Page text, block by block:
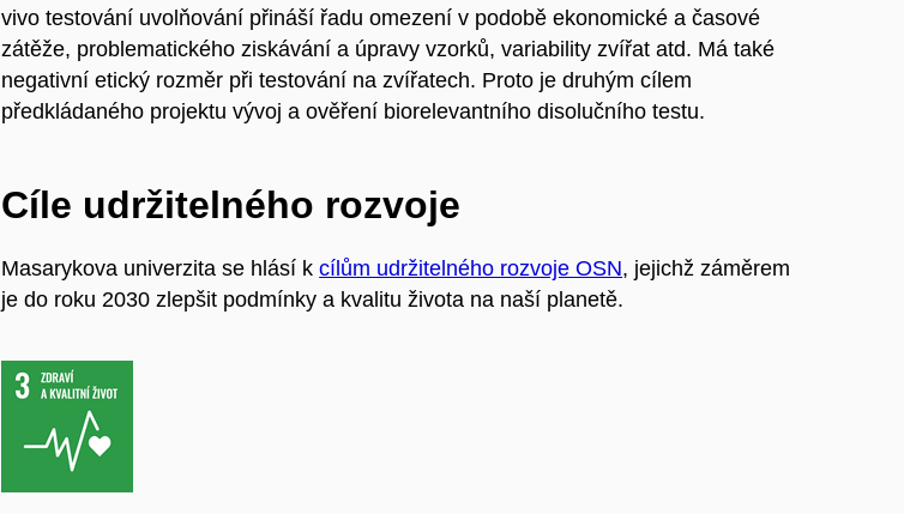
vivo testování uvolňování přináší řadu omezení v podobě ekonomické a časové
zátěže, problematického ziskávání a úpravy vzorků, variability zvířat atd. Má také
negativní etický rozměr při testování na zvířatech. Proto je druhým cílem
předkládaného projektu vývoj a ověření biorelevantního disolučního testu.
Cíle udržitelného rozvoje
Masarykova univerzita se hlásí kcílům udržitelného rozvoje OSN, jejichž záměrem
je do roku 2030 zlepšit podmínky a kvalitu života na naší planetě.